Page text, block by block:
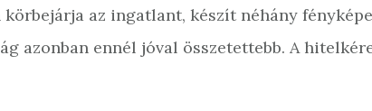
az ingatlant, készít néhány
azonban ennél jóval összetettebb. A